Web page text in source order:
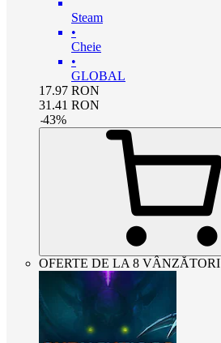
Steam
•
Cheie
•
GLOBAL
17.97 RON
31.41 RON
-43%
OFERTE DE LA 8 VÂNZĂTORI